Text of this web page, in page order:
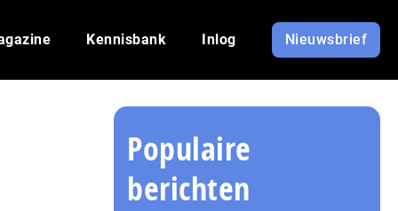
Kennisbank Inlog Nieuwsbrief
Populaire
berichten